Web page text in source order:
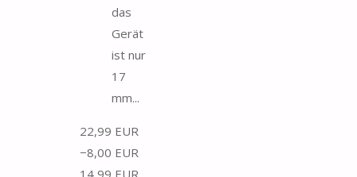
das
Gerät
ist nur
17
mm...
22,99 EUR
−8,00 EUR